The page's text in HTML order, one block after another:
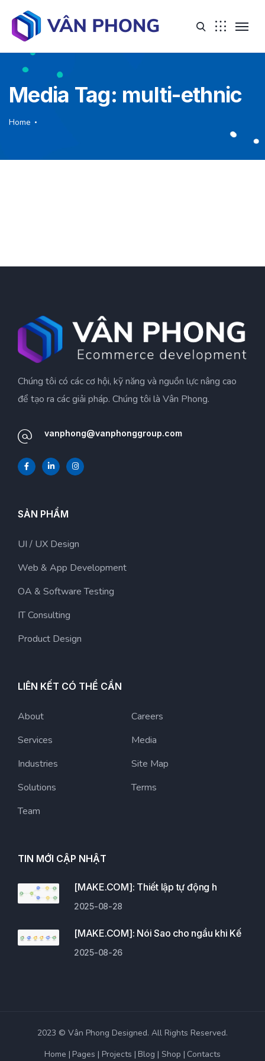
Media Tag: multi-ethnic
Home
Chúng tôi có các cơ hội, kỹ năng và nguồn lực nâng cao
để tạo ra các giải pháp. Chúng tôi là Vân Phong.
vanphong@vanphonggroup.com
SẢN PHẨM
UI / UX Design
Web & App Development
OA & Software Testing
IT Consulting
Product Design
LIÊN KẾT CÓ THỂ CẦN
About
Services
Industries
Solutions
Team
Careers
Media
Site Map
Terms
TIN MỚI CẬP NHẬT
[MAKE.COM]: Thiết lập tự động h
2025-08-28
[MAKE.COM]: Nói Sao cho ngầu khi Kế
2025-08-26
2023 © Vân Phong Designed. All Rights Reserved.
Home
Pages Projects Blog Shop Contacts